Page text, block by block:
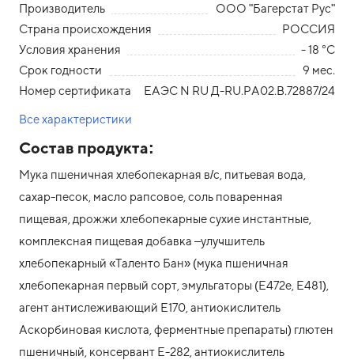
Производитель
ООО "Багерстат Рус"
Страна происхождения
РОССИЯ
Условия хранения
- 18 °С
Срок годности
9 мес.
Номер сертификата
ЕАЭС N RU Д-RU.РА02.В.72887/24
Все характеристики
Состав продукта:
Мука пшеничная хлебопекарная в/с, питьевая вода,
сахар-песок, масло рапсовое, соль поваренная
пищевая, дрожжи хлебопекарные сухие инстантные,
комплексная пищевая добавка –улучшитель
хлебопекарный «Таленто Бан» (мука пшеничная
хлебопекарная первый сорт, эмульгаторы (Е472е, Е481),
агент антислеживающий Е170, антиокислитель
Аскорбиновая кислота, ферментные препараты) глютен
пшеничный, консервант Е-282, антиокислитель